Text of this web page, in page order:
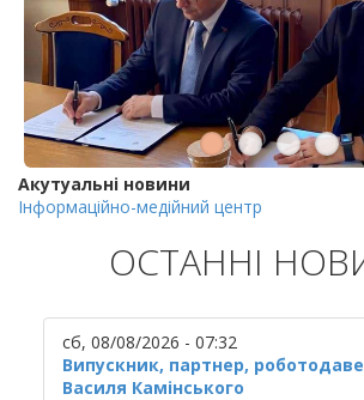
Акутуальні новини
Інформаційно-медійний центр
ОСТАННІ
сб, 08/08/2026 - 07:32
Випускник, партнер,
Василя Камінського